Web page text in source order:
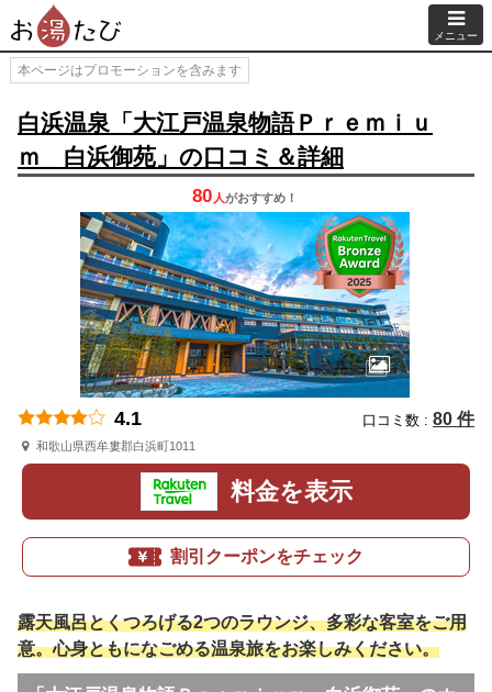
メニュー
本ページはプロモーションを含みます
白浜温泉「大江戸温泉物語Ｐｒｅｍｉｕ
ｍ 白浜御苑」の口コミ＆詳細
80 人がおすすめ！
4.1 口コミ数 : 80 件
和歌山県西牟婁郡白浜町1011
料金を表示
割引クーポンをチェック
露天風呂とくつろげる2つのラウンジ、多彩な客室をご用
意。心身ともになごめる温泉旅をお楽しみください。